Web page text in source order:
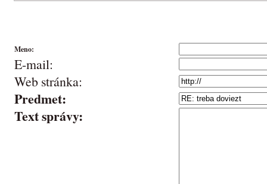
Meno:
E-mail:
Web stránka:
Predmet:
Text správy: